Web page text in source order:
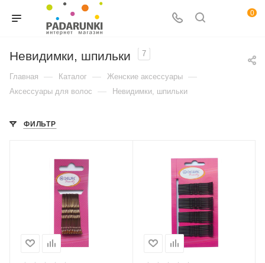
0
Невидимки, шпильки 7
Главная — Каталог — Женские аксессуары —
Аксессуары для волос — Невидимки, шпильки
ФИЛЬТР